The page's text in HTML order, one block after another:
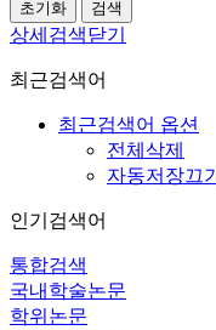
상세검색닫기
최근검색어
최근검색어 옵션
전체삭제
자동저장끄기
인기검색어
통합검색
국내학술논문
학위논문